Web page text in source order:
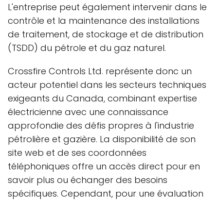
L'entreprise peut également intervenir dans le
contrôle et la maintenance des installations
de traitement, de stockage et de distribution
(TSDD) du pétrole et du gaz naturel.
Crossfire Controls Ltd. représente donc un
acteur potentiel dans les secteurs techniques
exigeants du Canada, combinant expertise
électricienne avec une connaissance
approfondie des défis propres à l'industrie
pétrolière et gazière. La disponibilité de son
site web et de ses coordonnées
téléphoniques offre un accès direct pour en
savoir plus ou échanger des besoins
spécifiques. Cependant, pour une évaluation